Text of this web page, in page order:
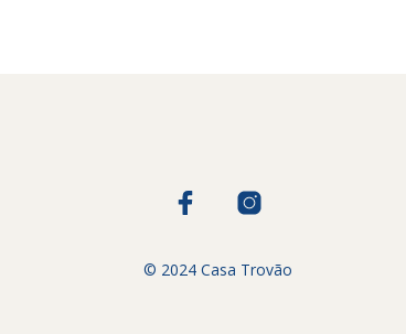
© 2024 Casa Trovão